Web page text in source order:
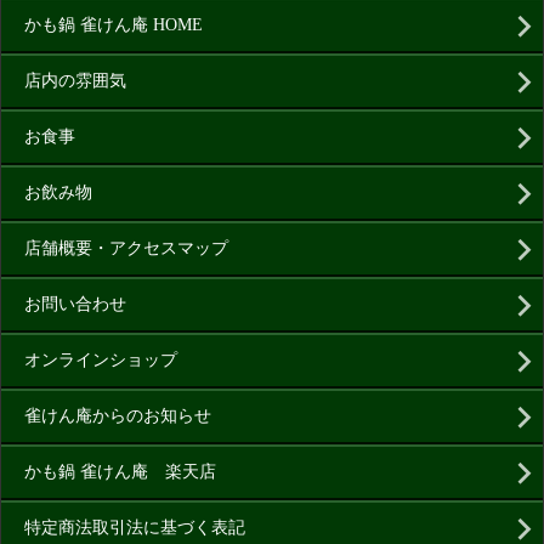
かも鍋 雀けん庵 HOME
店内の雰囲気
お食事
お飲み物
店舗概要・アクセスマップ
お問い合わせ
オンラインショップ
雀けん庵からのお知らせ
かも鍋 雀けん庵 楽天店
特定商法取引法に基づく表記